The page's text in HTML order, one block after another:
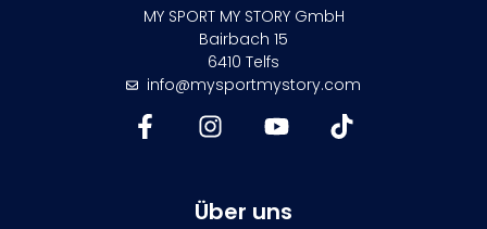
MY SPORT MY STORY GmbH
Bairbach 15
6410 Telfs
info@mysportmystory.com
Über uns